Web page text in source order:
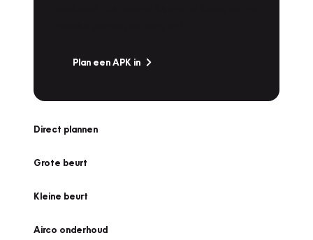
Plan een APK in
Direct plannen
Grote beurt
Kleine beurt
Airco onderhoud